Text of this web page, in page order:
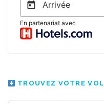
TROUVEZ VOTRE VOL